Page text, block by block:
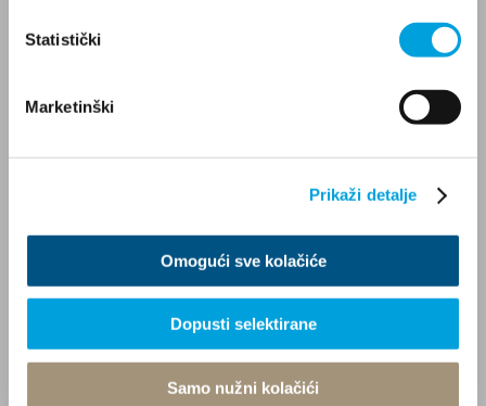
Statistički
Marketinški
Prikaži detalje
Omogući sve kolačiće
Dopusti selektirane
Samo nužni kolačići